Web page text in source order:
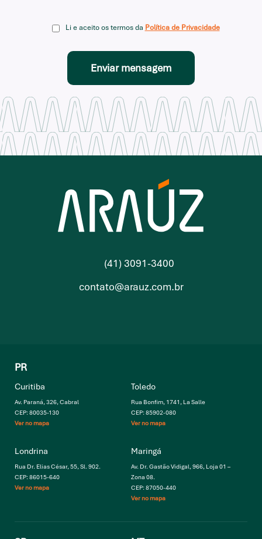
Li e aceito os termos da Política de Privacidade
(41) 3091-3400
contato@arauz.com.br
PR
Curitiba
Av. Paraná, 326, Cabral
CEP: 80035-130
Ver no mapa
Toledo
Rua Bonfim, 1741, La Salle
CEP: 85902-080
Ver no mapa
Londrina
Rua Dr. Elias César, 55, Sl. 902.
CEP: 86015-640
Ver no mapa
Maringá
Av. Dr. Gastão Vidigal, 966, Loja 01 –
Zona 08.
CEP: 87050-440
Ver no mapa